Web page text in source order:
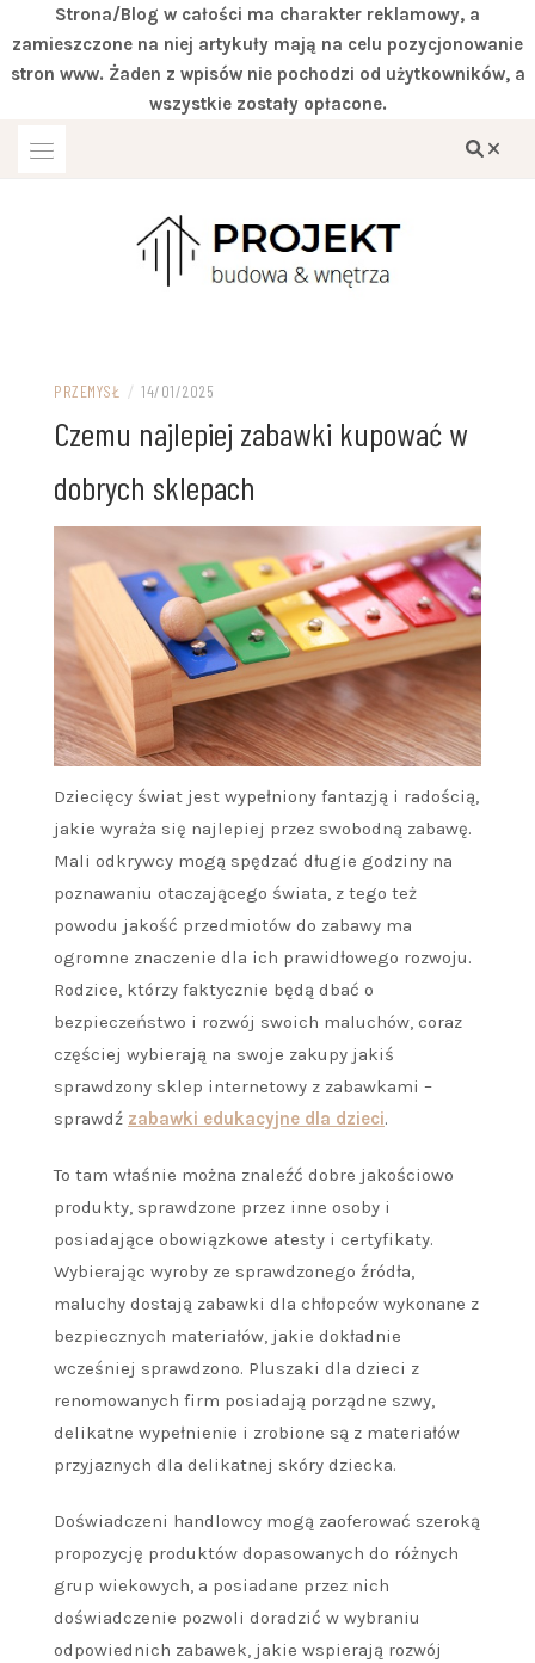
Strona/Blog w całości ma charakter reklamowy, a
zamieszczone na niej artykuły mają na celu pozycjonowanie
stron www. Żaden z wpisów nie pochodzi od użytkowników, a
wszystkie zostały opłacone.
PRZEMYSŁ / 14/01/2025
Czemu najlepiej zabawki kupować w
dobrych sklepach
Dziecięcy świat jest wypełniony fantazją i radością,
jakie wyraża się najlepiej przez swobodną zabawę.
Mali odkrywcy mogą spędzać długie godziny na
poznawaniu otaczającego świata, z tego też
powodu jakość przedmiotów do zabawy ma
ogromne znaczenie dla ich prawidłowego rozwoju.
Rodzice, którzy faktycznie będą dbać o
bezpieczeństwo i rozwój swoich maluchów, coraz
częściej wybierają na swoje zakupy jakiś
sprawdzony sklep internetowy z zabawkami –
sprawdź zabawki edukacyjne dla dzieci.
To tam właśnie można znaleźć dobre jakościowo
produkty, sprawdzone przez inne osoby i
posiadające obowiązkowe atesty i certyfikaty.
Wybierając wyroby ze sprawdzonego źródła,
maluchy dostają zabawki dla chłopców wykonane z
bezpiecznych materiałów, jakie dokładnie
wcześniej sprawdzono. Pluszaki dla dzieci z
renomowanych firm posiadają porządne szwy,
delikatne wypełnienie i zrobione są z materiałów
przyjaznych dla delikatnej skóry dziecka.
Doświadczeni handlowcy mogą zaoferować szeroką
propozycję produktów dopasowanych do różnych
grup wiekowych, a posiadane przez nich
doświadczenie pozwoli doradzić w wybraniu
odpowiednich zabawek, jakie wspierają rozwój